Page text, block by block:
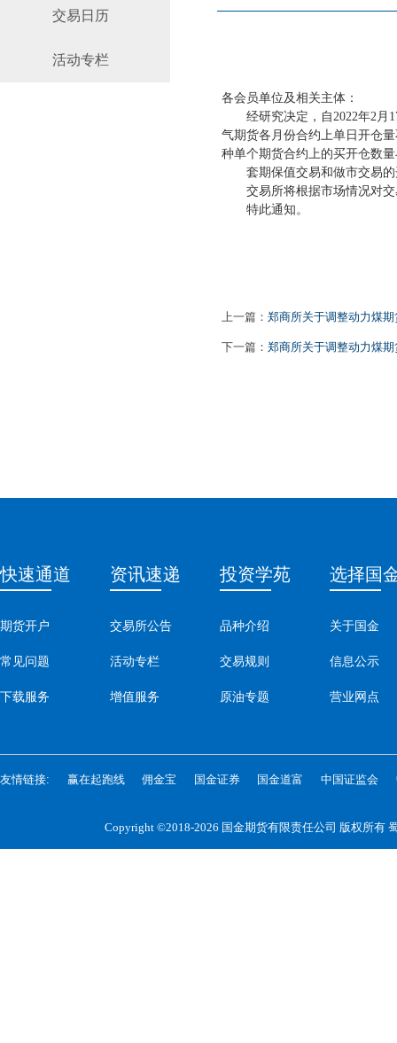
交易日历
活动专栏
各会员单位及相关主体：
经研究决定，自2022年2月
气期货各月份合约上单日开仓
种单个期货合约上的买开仓数
套期保值交易和做市交易
交易所将根据市场情况对
特此通知。
上一篇： 郑商所关于调整动力煤
下一篇： 郑商所关于调整动力煤
快速通道
期货开户
常见问题
下载服务
资讯速递
交易所公告
活动专栏
增值服务
投资学苑
品种介绍
交易规则
原油专题
选择国
关于国金
信息公示
营业网点
友情链接: 赢在起跑线 佣金宝 国金证券 国金道富 中国证监会
Copyright ©2018-2026 国金期货有限责任公司 版权所有